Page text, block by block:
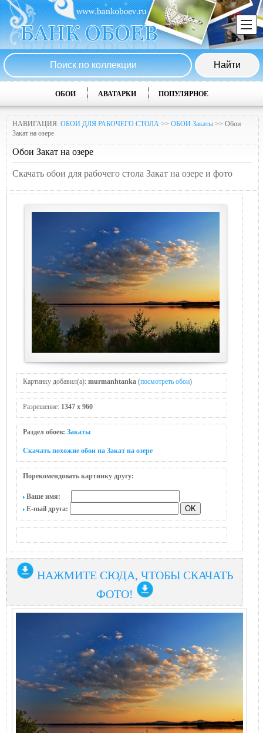
ОБОИ АВАТАРКИ ПОПУЛЯРНОЕ
НАВИГАЦИЯ: ОБОИ ДЛЯ РАБОЧЕГО СТОЛА >> ОБОИ Закаты >> Обои
Закат на озере
Обои Закат на озере
Скачать обои для рабочего стола Закат на озере и фото
Картинку добавил(а): murmanhtanka (посмотреть обои)
Разрешение: 1347 x 960
Раздел обоев: Закаты
Скачать похожие обои на Закат на озере
Порекомендовать картинку другу:
Ваше имя:
E-mail друга:
НАЖМИТЕ СЮДА, ЧТОБЫ СКАЧАТЬ
ФОТО!